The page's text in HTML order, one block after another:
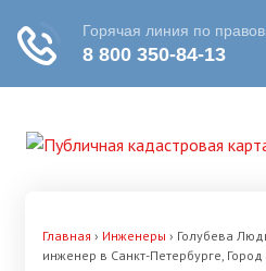
Главная › Инженеры › Голубева
инженер в Санкт-Петербурге,